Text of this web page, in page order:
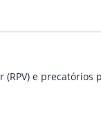
e precatórios